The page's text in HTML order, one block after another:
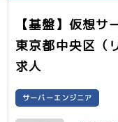
【基盤】仮想
東京都中央区（
求人
サーバーエンジニア